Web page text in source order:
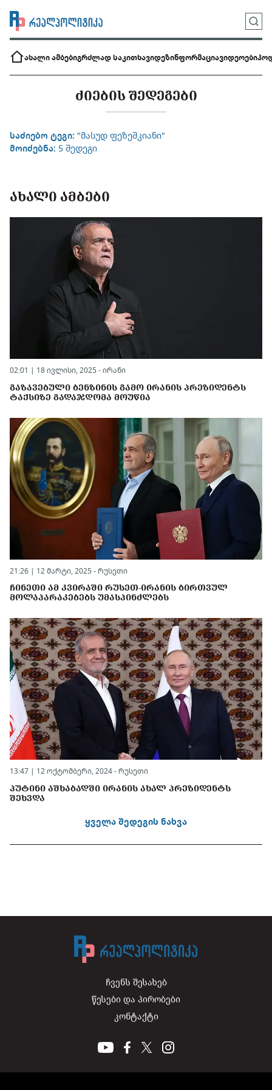
ახალი ამბებიგრძლად საკითხავიდეზინფორმაციავიდეოები
ᲫᲘᲔᲑᲘᲡ ᲨᲔᲓᲔᲒᲔᲑᲘ
საძიებო ტეგი: "მასუდ ფეზეშკიანი"
მოიძებნა: 5 შედეგი
ᲐᲮᲐᲚᲘ ᲐᲛᲑᲔᲑᲘ
02:01 | 18 ივლისი, 2025 - ირანი
ᲒᲐᲖᲐᲕᲔᲑᲣᲚᲘ ᲑᲔᲜᲖᲘᲜᲘᲡ ᲒᲐᲛᲝ ᲘᲠᲐᲜᲘᲡ ᲞᲠᲔᲖᲘᲓᲔᲜᲢᲡ
ᲢᲐᲥᲡᲘᲖᲔ ᲒᲐᲓᲐᲯᲓᲝᲛᲐ ᲛᲝᲣᲬᲘᲐ
21:26 | 12 მარტი, 2025 - რუსეთი
ᲩᲘᲜᲔᲗᲘ ᲐᲛ ᲙᲕᲘᲠᲐᲨᲘ ᲠᲣᲡᲔᲗ-ᲘᲠᲐᲜᲘᲡ ᲑᲘᲠᲗᲕᲣᲚ
ᲛᲝᲚᲐᲞᲐᲠᲐᲙᲔᲑᲔᲑᲡ ᲣᲛᲐᲡᲞᲘᲜᲫᲚᲔᲑᲡ
13:47 | 12 ოქტომბერი, 2024 - რუსეთი
ᲞᲣᲢᲘᲜᲘ ᲐᲨᲮᲐᲑᲐᲓᲨᲘ ᲘᲠᲐᲜᲘᲡ ᲐᲮᲐᲚ ᲞᲠᲔᲖᲘᲓᲔᲜᲢᲡ
ᲨᲔᲮᲕᲓᲐ
ყველა შედეგის ნახვა
ჩვენს შესახებ
წესები და პირობები
კონტაქტი